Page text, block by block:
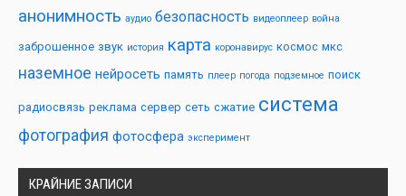
анонимность аудио безопасность видеоплеер война
заброшенное звук история карта коронавирус космос мкс
наземное нейросеть память плеер погода подземное поиск
радиосвязь реклама сервер сеть сжатие система
фотография фотосфера эксперимент
КРАЙНИЕ ЗАПИСИ